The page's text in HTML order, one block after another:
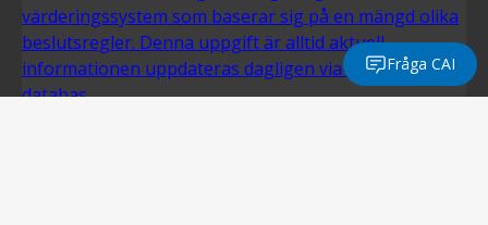
Fråga CAI